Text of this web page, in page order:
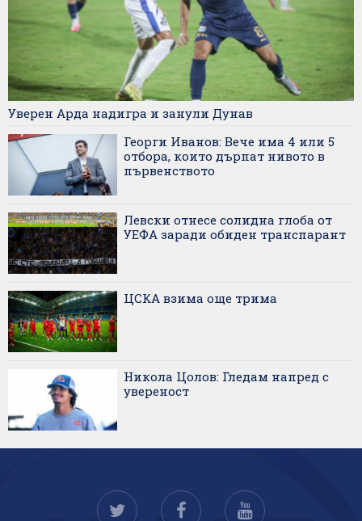
Уверен Арда надигра и занули Дунав
Георги Иванов: Вече има 4 или 5
отбора, които дърпат нивото в
първенството
Левски отнесе солидна глоба от
УЕФА заради обиден транспарант
ЦСКА взима още трима
Никола Цолов: Гледам напред с
увереност